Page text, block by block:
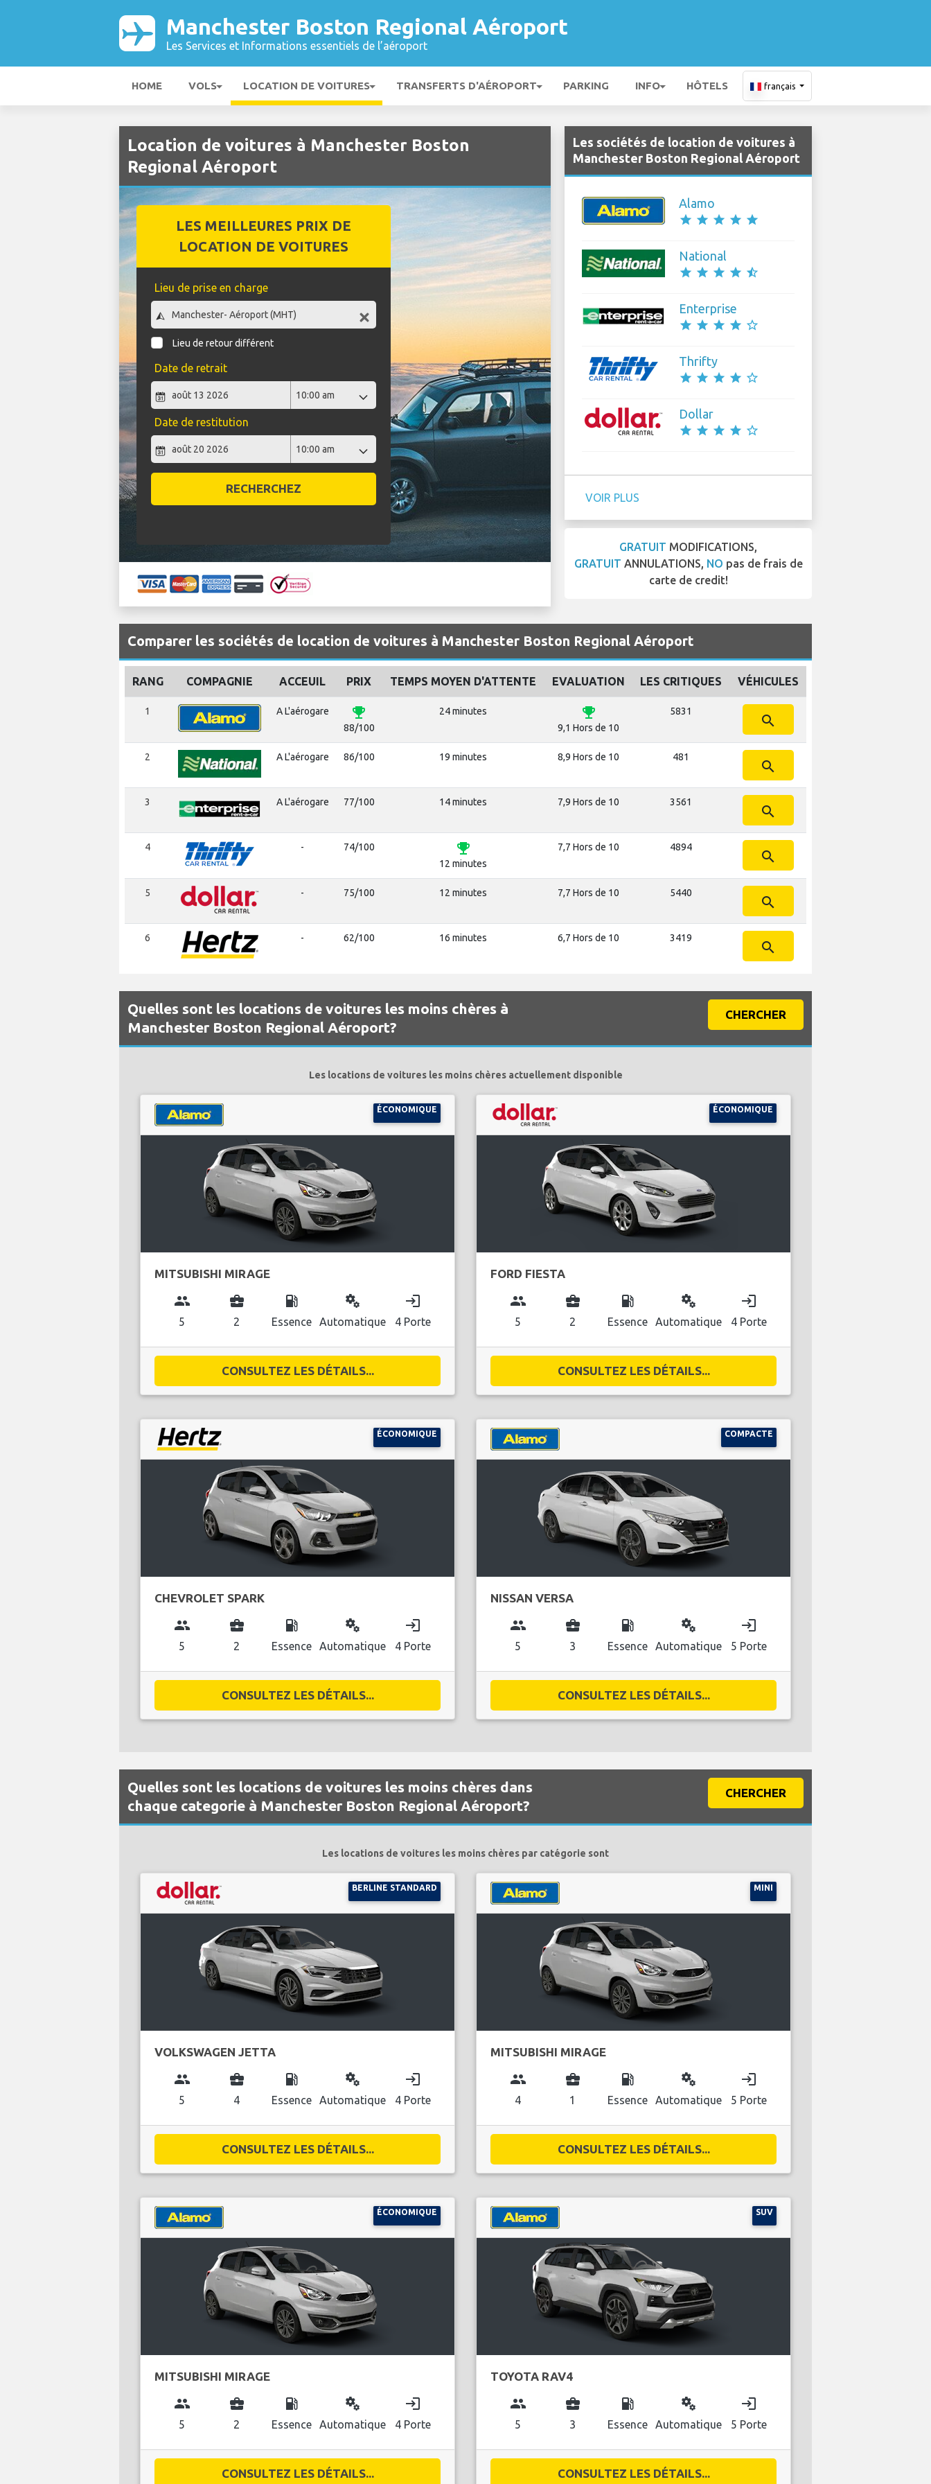
Manchester Boston Regional Aéroport
Les Services et Informations essentiels de l’aéroport
HOME VOLS LOCATION DE VOITURES TRANSFERTS D'AÉROPORT PARKING INFO HÔTELS français
Location de voitures à Manchester Boston
Regional Aéroport
LES MEILLEURES PRIX DE
LOCATION DE VOITURES
Lieu de prise en charge
Lieu de retour différent
Date de retrait
Date de restitution
RECHERCHEZ
Les sociétés de location de voitures à
Manchester Boston Regional Aéroport
Alamo
star star star star star
National
star star star star star_half
Enterprise
star star star star star_border
Thrifty
star star star star star_border
Dollar
star star star star star_border
VOIR PLUS
GRATUIT MODIFICATIONS,
GRATUIT ANNULATIONS, NO pas de frais de
carte de credit!
Comparer les sociétés de location de voitures à Manchester Boston Regional Aéroport
RANG COMPAGNIE ACCEUIL PRIX TEMPS MOYEN D'ATTENTE EVALUATION LES CRITIQUES VÉHICULES
1 A L'aérogare emoji_events
88/100
24 minutes emoji_events
9,1 Hors de 10
5831
search
2 A L'aérogare 86/100 19 minutes 8,9 Hors de 10 481
search
3 A L'aérogare 77/100 14 minutes 7,9 Hors de 10 3561
search
4 - 74/100 emoji_events
12 minutes
7,7 Hors de 10 4894
search
5 - 75/100 12 minutes 7,7 Hors de 10 5440
search
6 - 62/100 16 minutes 6,7 Hors de 10 3419
search
Quelles sont les locations de voitures les moins chères à
Manchester Boston Regional Aéroport?
CHERCHER
Les locations de voitures les moins chères actuellement disponible
ÉCONOMIQUE
MITSUBISHI MIRAGE
group
5
business_center
2
local_gas_station
Essence
miscellaneous_services
Automatique
login
4 Porte
CONSULTEZ LES DÉTAILS...
ÉCONOMIQUE
FORD FIESTA
group
5
business_center
2
local_gas_station
Essence
miscellaneous_services
Automatique
login
4 Porte
CONSULTEZ LES DÉTAILS...
ÉCONOMIQUE
CHEVROLET SPARK
group
5
business_center
2
local_gas_station
Essence
miscellaneous_services
Automatique
login
4 Porte
CONSULTEZ LES DÉTAILS...
COMPACTE
NISSAN VERSA
group
5
business_center
3
local_gas_station
Essence
miscellaneous_services
Automatique
login
5 Porte
CONSULTEZ LES DÉTAILS...
Quelles sont les locations de voitures les moins chères dans
chaque categorie à Manchester Boston Regional Aéroport?
CHERCHER
Les locations de voitures les moins chères par catégorie sont
BERLINE STANDARD
VOLKSWAGEN JETTA
group
5
business_center
4
local_gas_station
Essence
miscellaneous_services
Automatique
login
4 Porte
CONSULTEZ LES DÉTAILS...
MINI
MITSUBISHI MIRAGE
group
4
business_center
1
local_gas_station
Essence
miscellaneous_services
Automatique
login
5 Porte
CONSULTEZ LES DÉTAILS...
ÉCONOMIQUE
MITSUBISHI MIRAGE
group
5
business_center
2
local_gas_station
Essence
miscellaneous_services
Automatique
login
4 Porte
CONSULTEZ LES DÉTAILS...
SUV
TOYOTA RAV4
group
5
business_center
3
local_gas_station
Essence
miscellaneous_services
Automatique
login
5 Porte
CONSULTEZ LES DÉTAILS...